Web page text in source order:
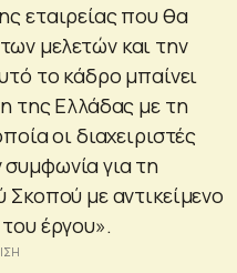
εταιρείας που θα
μελετών και την
το κάδρο μπαίνει
της Ελλάδας με τη
οι διαχειριστές
για τη
Σκοπού με αντικείμενο
έργου».